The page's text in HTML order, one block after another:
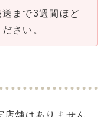
まで3週間ほど
さい。